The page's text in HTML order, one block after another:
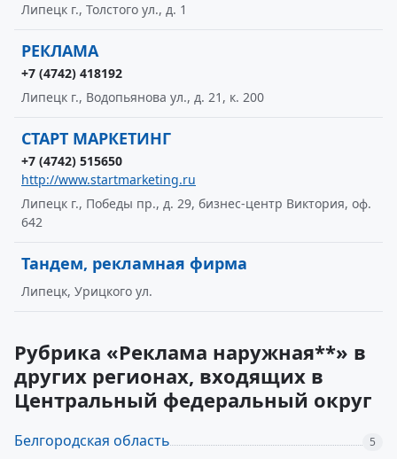
Липецк г., Толстого ул., д. 1
РЕКЛАМА
+7 (4742) 418192
Липецк г., Водопьянова ул., д. 21, к. 200
СТАРТ МАРКЕТИНГ
+7 (4742) 515650
http://www.startmarketing.ru
Липецк г., Победы пр., д. 29, бизнес-центр Виктория, оф.
642
Тандем, рекламная фирма
Липецк, Урицкого ул.
Рубрика «Реклама наружная**» в
других регионах, входящих в
Центральный федеральный округ
Белгородская область 5